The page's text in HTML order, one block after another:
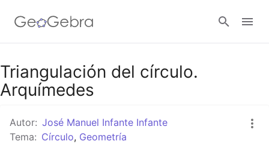
Google Classroom
Triangulación del círculo.
Arquímedes
Autor: José Manuel Infante Infante
Tema: Círculo, Geometría